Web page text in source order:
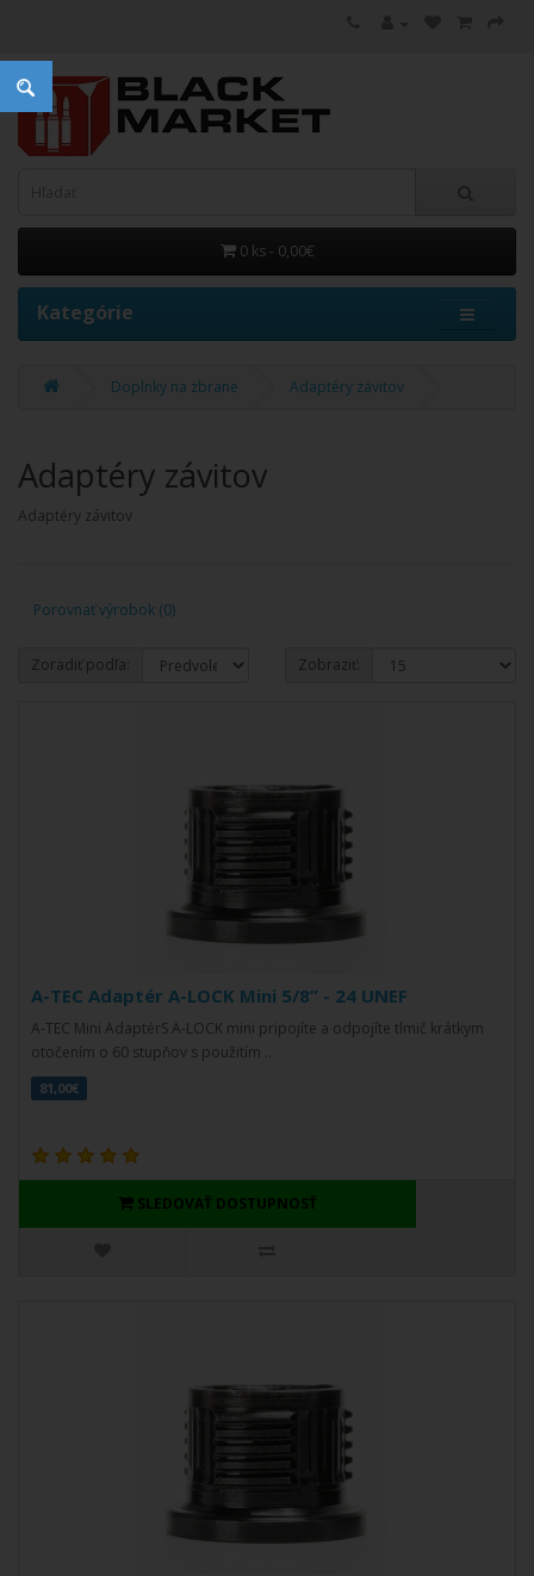
0 ks - 0,00€
Kategórie
Doplnky na zbrane Adaptéry závitov
Adaptéry závitov
Adaptéry závitov
Porovnať výrobok (0)
Zoradiť podľa: Zobraziť:
A-TEC Adaptér A-LOCK Mini 5/8” - 24 UNEF
A-TEC Mini AdaptérS A-LOCK mini pripojíte a odpojíte tlmič krátkym
otočením o 60 stupňov s použitím ..
81,00€
SLEDOVAŤ DOSTUPNOSŤ